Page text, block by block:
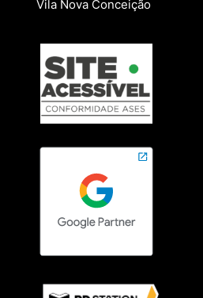
Vila Nova Conceição